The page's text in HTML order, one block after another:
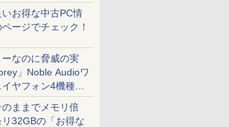
お得な中古PC情
ージでチェック！
ーなのに脅威の実
」Noble Audioワ
ヤフォン4機種を
く
のままでメモリ倍
32GBの「お得な